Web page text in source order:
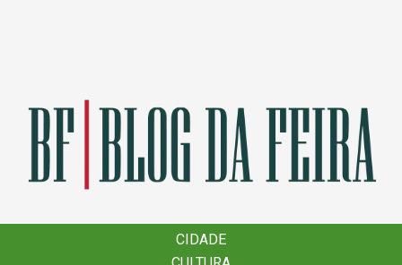
CIDADE
CIDADE